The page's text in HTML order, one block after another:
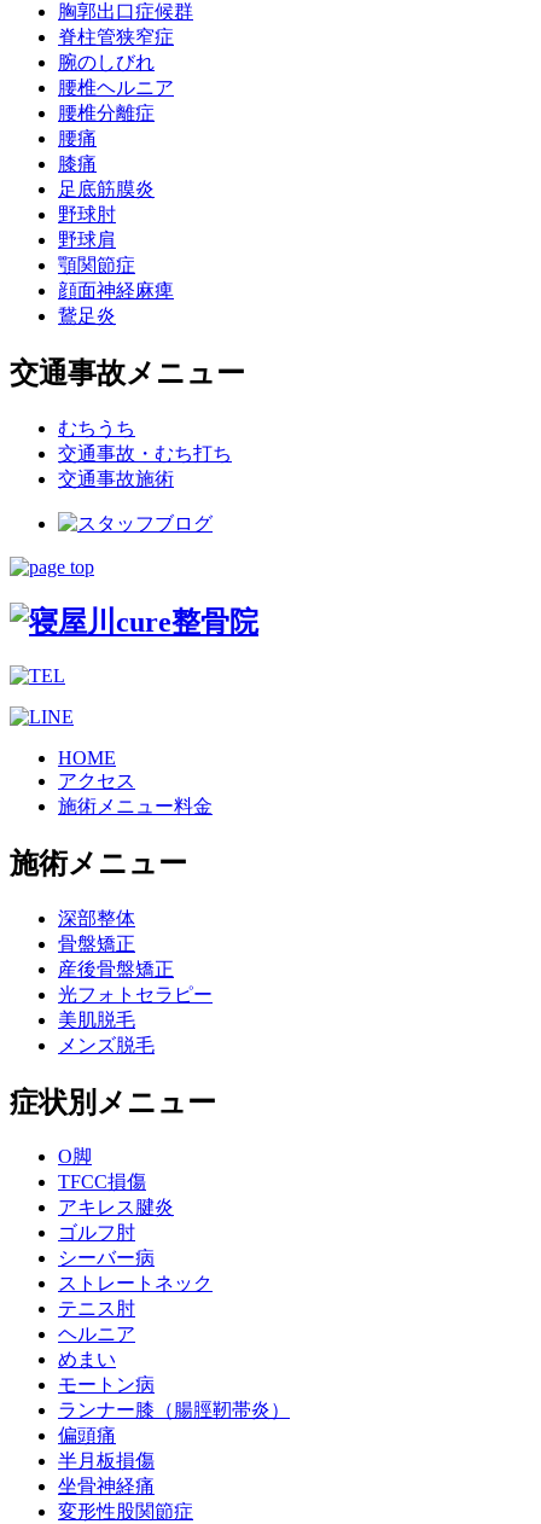
胸郭出口症候群
脊柱管狭窄症
腕のしびれ
腰椎ヘルニア
腰椎分離症
腰痛
膝痛
足底筋膜炎
野球肘
野球肩
顎関節症
顔面神経麻痺
鵞足炎
交通事故メニュー
むちうち
交通事故・むち打ち
交通事故施術
HOME
アクセス
施術メニュー料金
施術メニュー
深部整体
骨盤矯正
産後骨盤矯正
光フォトセラピー
美肌脱毛
メンズ脱毛
症状別メニュー
O脚
TFCC損傷
アキレス腱炎
ゴルフ肘
シーバー病
ストレートネック
テニス肘
ヘルニア
めまい
モートン病
ランナー膝（腸脛靭帯炎）
偏頭痛
半月板損傷
坐骨神経痛
変形性股関節症